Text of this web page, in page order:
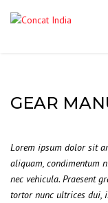
GEAR
Lorem ipsum dolor sit
aliquam, condimentum
nec vehicula. Praesent
tortor nunc ultrices dui,